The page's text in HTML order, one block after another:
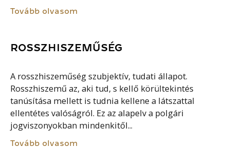
Tovább olvasom
ROSSZHISZEMŰSÉG
A rosszhiszeműség szubjektív, tudati állapot.
Rosszhiszemű az, aki tud, s kellő körültekintés
tanúsítása mellett is tudnia kellene a látszattal
ellentétes valóságról. Ez az alapelv a polgári
jogviszonyokban mindenkitől...
Tovább olvasom